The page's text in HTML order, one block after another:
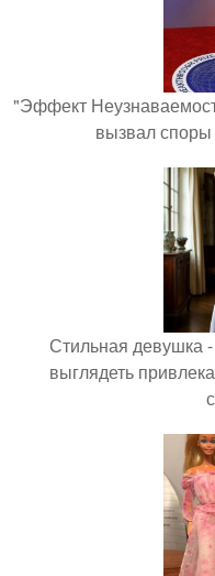
"Эффект
вызвал споры
Стильная девушка
выглядеть